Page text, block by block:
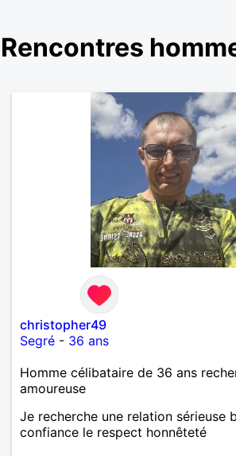
Rencontres
christopher49
Segré - 36 ans
Homme célibataire de 36 ans
amoureuse
Je recherche une relation sérieuse
confiance le respect honnêteté